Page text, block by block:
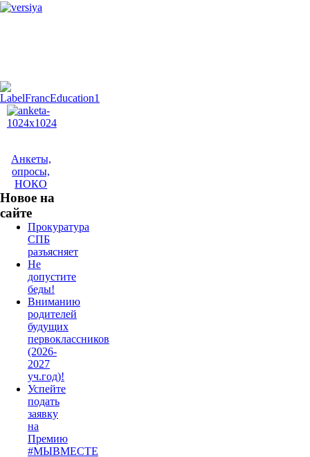
Анкеты,
опросы,
НОКО
Новое на
сайте
Прокуратура
СПБ
разъясняет
Не
допустите
беды!
Вниманию
родителей
будущих
первоклассников
(2026-
2027
уч.год)!
Успейте
подать
заявку
на
Премию
#МЫВМЕСТЕ